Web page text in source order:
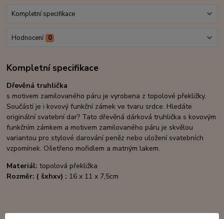
Kompletní specifikace
Hodnocení 0
Kompletní specifikace
Dřevěná truhlička
s motivem zamilovaného páru je vyrobena z topolové překližky.
Součástí je i kovový funkční zámek ve tvaru srdce. Hledáte
originální svatební dar? Tato dřevěná dárková truhlička s kovovým
funkčním zámkem a motivem zamilovaného páru je skvělou
variantou pro stylové darování peněz nebo uložení svatebních
vzpomínek. Ošetřeno mořidlem a matným lakem.
Materiál:topolová překližka
Rozměr: ( šxhxv) : 16 x 11 x 7,5cm